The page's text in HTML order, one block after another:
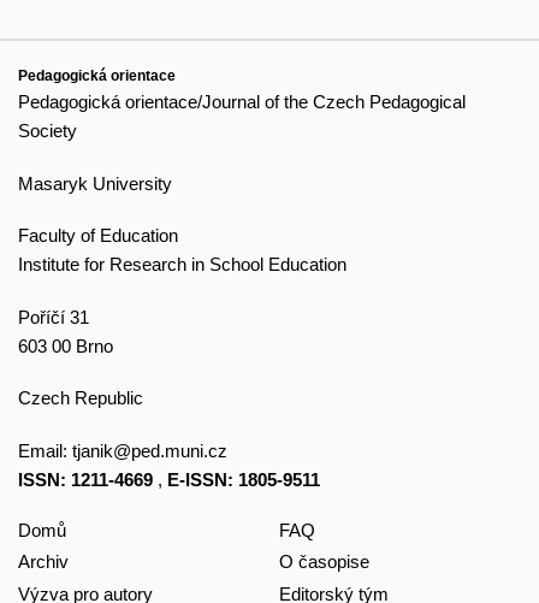
Pedagogická orientace
Pedagogická orientace/Journal of the Czech Pedagogical
Society
Masaryk University
Faculty of Education
Institute for Research in School Education
Poříčí 31
603 00 Brno
Czech Republic
Email: tjanik@ped.muni.cz
ISSN: 1211-4669 , E-ISSN: 1805-9511
Domů
Archiv
Výzva pro autory
FAQ
O časopise
Editorský tým